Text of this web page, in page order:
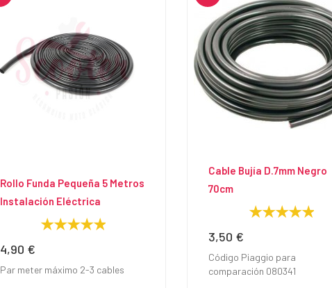
Rollo Funda Pequeña 5 Metros
Instalación Eléctrica
Precio
4,90 €
Par meter máximo 2-3 cables
Cable Bujía D.7mm Negro
70cm
Precio
3,50 €
Código Piaggio para
comparación 080341